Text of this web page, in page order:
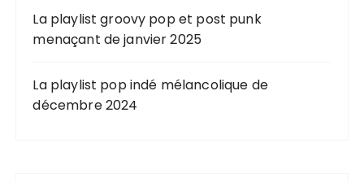
La playlist groovy pop et post punk
menaçant de janvier 2025
La playlist pop indé mélancolique de
décembre 2024